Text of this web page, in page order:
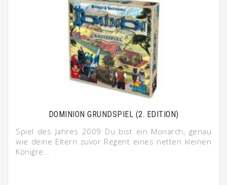
DOMINION GRUNDSPIEL (2. EDITION)
Spiel des Jahres 2009 Du bist ein Monarch, genau
wie deine Eltern zuvor Regent eines netten kleinen
Königre…